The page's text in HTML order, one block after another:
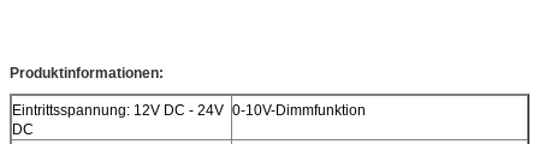
Produktinformationen:
Eintrittsspannung: 12V DC - 24V
DC
0-10V-Dimmfunktion